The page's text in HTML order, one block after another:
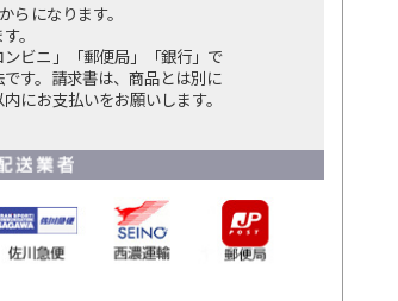
らになります。
。
ビニ」「郵便局」「銀行」で
す。請求書は、商品とは別に
にお支払いをお願いします。